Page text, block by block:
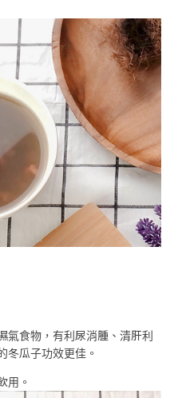
氣食物，有利尿消腫、清肝利
冬瓜子功效更佳。
用。